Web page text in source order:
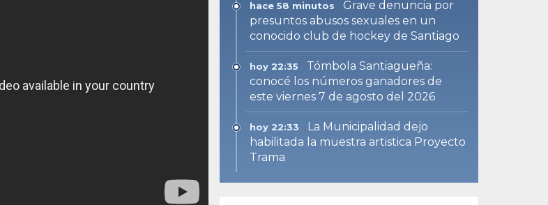
hace 58 minutos
Grave denuncia por
presuntos abusos sexuales en un
conocido club de hockey de Santiago
hoy 22:35
Tómbola Santiagueña:
conocé los números ganadores de
este viernes 7 de agosto del 2026
hoy 22:33
La Municipalidad dejo
habilitada la muestra artistica Proyecto
Trama